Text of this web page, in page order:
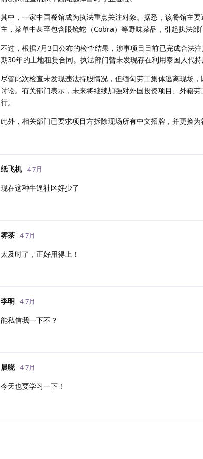
其中，一家中国餐馆成为执法重点关注对象。据悉，该餐馆主
主，菜单中甚至包含眼镜蛇（Cobra）等野味菜品，引起执法部
不过，根据7月3日公布的检查结果，涉事项目目前已完成合法
期30年的土地租赁合同。执法部门暂未发现存在利用泰国人代
尽管此次检查未发现违法持股情况，但缅甸劳工集体逃离现场
讨论。有关部门表示，未来将继续加强对外国投资项目、外籍
行。
此外，相关部门已要求项目方拆除现场所有中文招牌，并更换
纸飞机 4 7月
现在这种牛逼社区好少了
雾茶 4 7月
太及时了，正好用得上！
李明 4 7月
能私信我一下不？
晨晓 4 7月
今天也要学习一下！